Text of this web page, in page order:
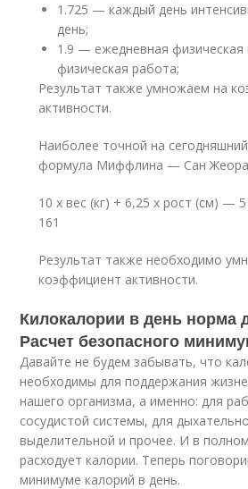
1.725 — каждый день
день;
1.9 — ежедневная физическая
физическая работа;
Результат также умножаем на
активности.
Наиболее точной на
формула Миффлина — Сан
10 х вес (кг) + 6,25 х рост (см) —
161
Результат также необходимо
коэффициент активности.
Килокалории в день норма
Расчет безопасного
Давайте не будем забывать, что
необходимы для поддержания
нашего организма, а именно: для
сосудистой системы, для
выделительной и прочее. И в
расходует калории. Теперь
минимуме калорий в день.